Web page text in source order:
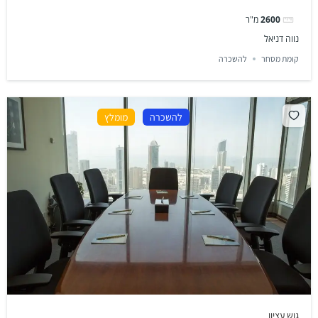
2600מ"ר
נווה דניאל
קומת מסחר להשכרה
להשכרה מומלץ
גוש עציון